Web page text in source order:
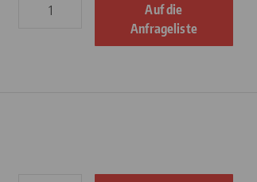
Auf die
Anfrageliste